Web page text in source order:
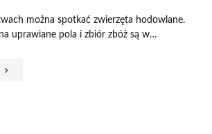
można spotkać zwierzęta hodowlane.
uprawiane pola i zbiór zbóż są w…